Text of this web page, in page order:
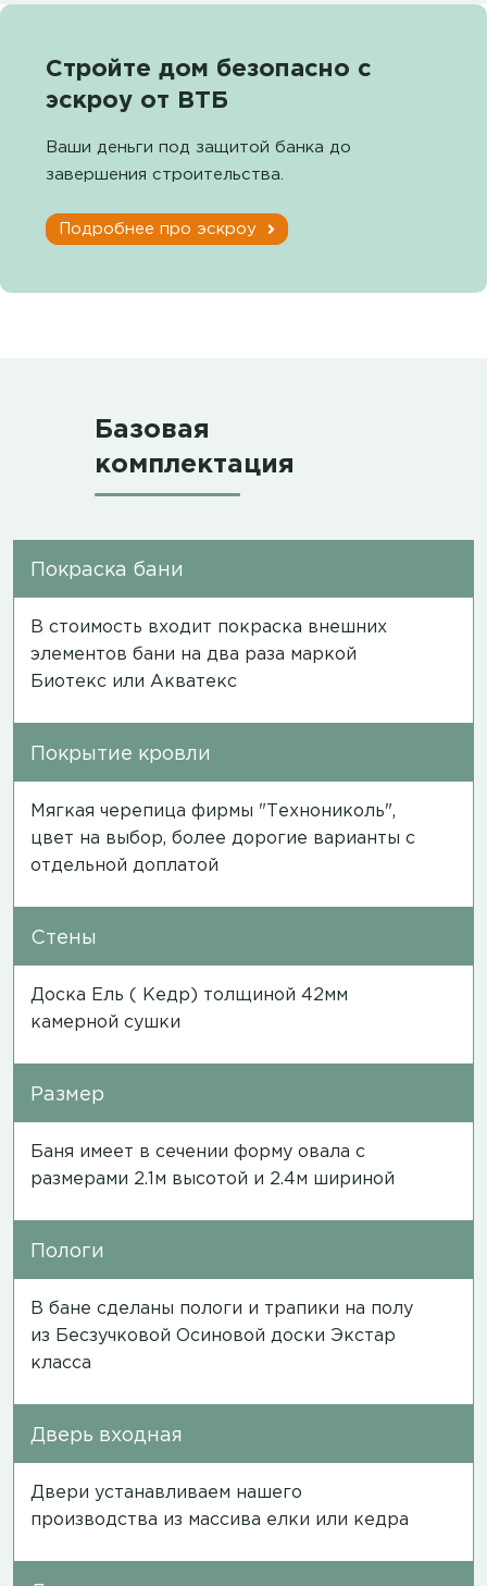
Стройте дом безопасно с
эскроу от ВТБ
Ваши деньги под защитой банка до
завершения строительства.
Подробнее про эскроу
Базовая
комплектация
Покраска бани
В стоимость входит покраска внешних
элементов бани на два раза маркой
Биотекс или Акватекс
Покрытие кровли
Мягкая черепица фирмы "Технониколь",
цвет на выбор, более дорогие варианты с
отдельной доплатой
Стены
Доска Ель ( Кедр) толщиной 42мм
камерной сушки
Размер
Баня имеет в сечении форму овала с
размерами 2.1м высотой и 2.4м шириной
Пологи
В бане сделаны пологи и трапики на полу
из Бесзучковой Осиновой доски Экстар
класса
Дверь входная
Двери устанавливаем нашего
производства из массива елки или кедра